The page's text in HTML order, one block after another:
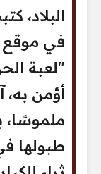
البلاد،
في موقع
"لعبة
أؤمن به،
طبولها